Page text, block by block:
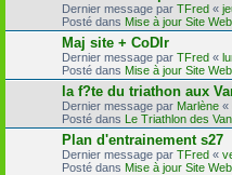
Dernier message par TFred «
Posté dans Mise à jour Site Web
Maj site + CoDIr
Dernier message par TFred «
Posté dans Mise à jour Site Web
la f?te du triathon aux
Dernier message par Marlène «
Posté dans Le Triathlon des
Plan d'entrainement s27
Dernier message par TFred «
Posté dans Mise à jour Site Web